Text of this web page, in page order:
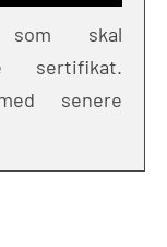
som skal
sertifikat.
senere